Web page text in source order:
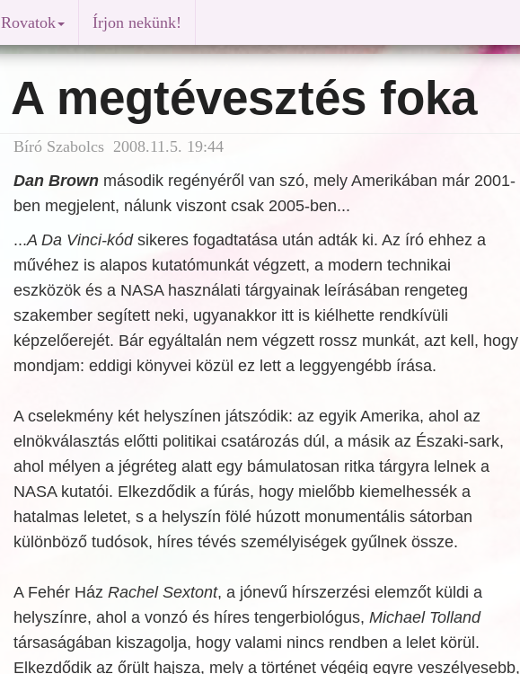
Rovatok Írjon nekünk!
A megtévesztés foka
Bíró Szabolcs 2008.11.5. 19:44
Dan Brownmásodik regényéről van szó, mely Amerikában már 2001-
ben megjelent, nálunk viszont csak 2005-ben...
...A Da Vinci-kódsikeres fogadtatása után adták ki. Az író ehhez a
művéhez is alapos kutatómunkát végzett, a modern technikai
eszközök és a NASA használati tárgyainak leírásában rengeteg
szakember segített neki, ugyanakkor itt is kiélhette rendkívüli
képzelőerejét. Bár egyáltalán nem végzett rossz munkát, azt kell, hogy
mondjam: eddigi könyvei közül ez lett a leggyengébb írása.
A cselekmény két helyszínen játszódik: az egyik Amerika, ahol az
elnökválasztás előtti politikai csatározás dúl, a másik az Északi-sark,
ahol mélyen a jégréteg alatt egy bámulatosan ritka tárgyra lelnek a
NASA kutatói. Elkezdődik a fúrás, hogy mielőbb kiemelhessék a
hatalmas leletet, s a helyszín fölé húzott monumentális sátorban
különböző tudósok, híres tévés személyiségek gyűlnek össze.
A Fehér Ház Rachel Sextont, a jónevű hírszerzési elemzőt küldi a
helyszínre, ahol a vonzó és híres tengerbiológus, Michael Tolland
társaságában kiszagolja, hogy valami nincs rendben a lelet körül.
Elkezdődik az őrült hajsza, mely a történet végéig egyre veszélyesebb,